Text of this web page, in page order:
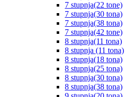
7 stupnja(22 tone)
7 stupnja(30 tona)
7 stupnja(38 tona)
7 stupnja(42 tone)
8 stupnja(11 tona)
8 stupnja (11 tona)
8 stupnja(18 tona)
8 stupnja(25 tona)
8 stupnja(30 tona)
8 stupnja(38 tona)